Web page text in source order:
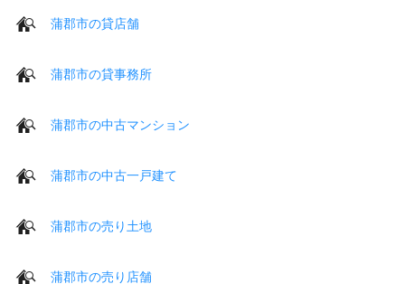
蒲郡市の貸店舗
蒲郡市の貸事務所
蒲郡市の中古マンション
蒲郡市の中古一戸建て
蒲郡市の売り土地
蒲郡市の売り店舗